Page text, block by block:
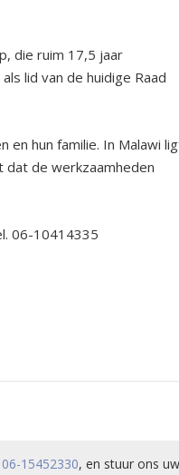
die ruim 17,5 jaar
lid van de huidige Raad
en hun familie. In Malawi
dat de werkzaamheden
06-10414335
06-15452330, en stuur ons